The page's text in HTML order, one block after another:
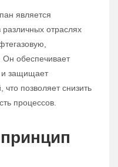
является
отраслях
Он обеспечивает
и защищает
позволяет снизить
процессов.